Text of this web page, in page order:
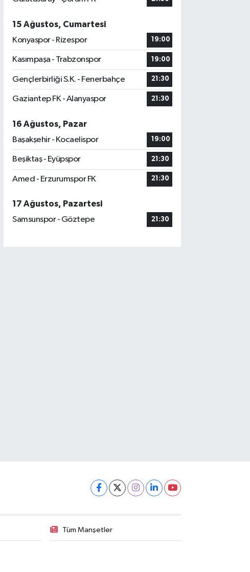
15 Ağustos, Cumartesi
Konyaspor - Rizespor
19:00
Kasımpaşa - Trabzonspor 19:00
Gençlerbirliği S.K. - Fenerbahçe 21:30
Gaziantep FK - Alanyaspor 21:30
16 Ağustos, Pazar
Başakşehir - Kocaelispor
19:00
Beşiktaş - Eyüpspor 21:30
Amed - Erzurumspor FK 21:30
17 Ağustos, Pazartesi
Samsunspor - Göztepe
21:30
Tüm Manşetler